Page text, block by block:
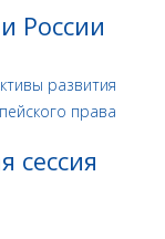
России
сессия